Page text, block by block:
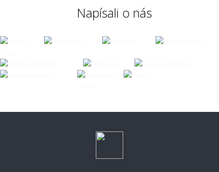
👣 Pohodlie a každodenné používanie
naboso?
Aký typ koberca je najpohodlnejší?
Napísali o nás